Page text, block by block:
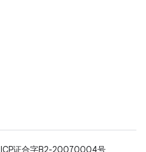
ICP证合字B2-20070004号